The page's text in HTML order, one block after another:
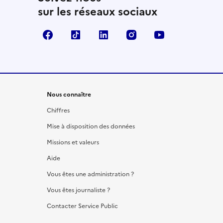
sur les réseaux sociaux
FacebookTikTok LinkedIn Instagram
Nous connaître
Chiffres
Mise à disposition des données
Missions et valeurs
Aide
Vous êtes une administration ?
Vous êtes journaliste ?
Contacter Service Public